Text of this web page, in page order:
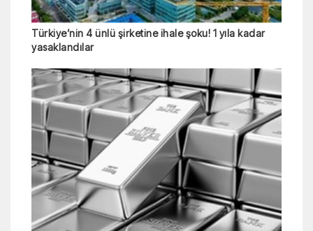
Türkiye’nin 4 ünlü şirketine ihale şoku! 1 yıla kadar
yasaklandılar